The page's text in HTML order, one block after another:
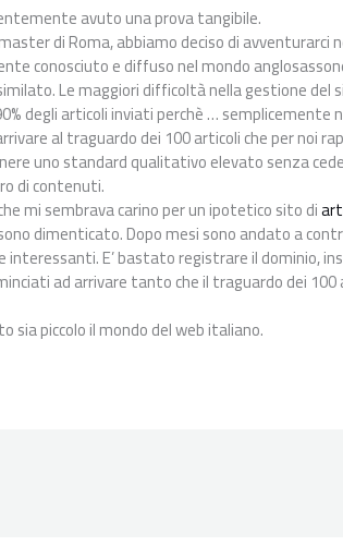
avuto una prova tangibile.
di Roma, abbiamo deciso di avventurarci
conosciuto e diffuso nel mondo
Le maggiori difficoltà nella gestione del
degli articoli inviati perchè … semplicemente
al traguardo dei 100 articoli che per noi
uno standard qualitativo elevato senza
di contenuti.
mi sembrava carino per un ipotetico sito di
dimenticato. Dopo mesi sono andato a
E’ bastato registrare il dominio,
ad arrivare tanto che il traguardo dei
sia piccolo il mondo del web italiano.